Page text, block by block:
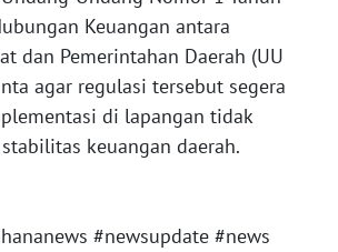
Keuangan antara
dan Pemerintahan Daerah (UU
agar regulasi tersebut segera
di lapangan tidak
keuangan daerah.
#newsupdate #news